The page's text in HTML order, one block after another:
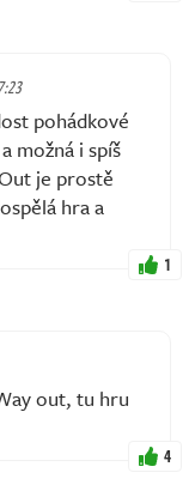
pohádkové
možná i spíš
je prostě
hra a
1
out, tu hru
4